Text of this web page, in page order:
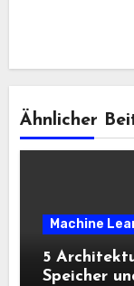
Ähnlicher
Machine
5
Speicher